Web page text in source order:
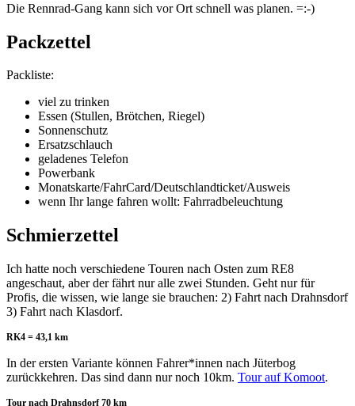
Die Rennrad-Gang kann sich vor Ort schnell was planen. =:-)
Packzettel
Packliste:
viel zu trinken
Essen (Stullen, Brötchen, Riegel)
Sonnenschutz
Ersatzschlauch
geladenes Telefon
Powerbank
Monatskarte/FahrCard/Deutschlandticket/Ausweis
wenn Ihr lange fahren wollt: Fahrradbeleuchtung
Schmierzettel
Ich hatte noch verschiedene Touren nach Osten zum RE8
angeschaut, aber der fährt nur alle zwei Stunden. Geht nur für
Profis, die wissen, wie lange sie brauchen: 2) Fahrt nach Drahnsdorf
3) Fahrt nach Klasdorf.
RK4 = 43,1 km
In der ersten Variante können Fahrer*innen nach Jüterbog
zurückkehren. Das sind dann nur noch 10km. Tour auf Komoot.
Tour nach Drahnsdorf 70 km